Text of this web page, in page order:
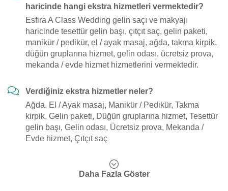
haricinde hangi ekstra hizmetleri vermektedir?
Esfira A Class Wedding gelin saçı ve makyajı
haricinde tesettür gelin başı, çıtçıt saç, gelin paketi,
manikür / pedikür, el / ayak masaj, ağda, takma kirpik,
düğün gruplarına hizmet, gelin odası, ücretsiz prova,
mekanda / evde hizmet hizmetlerini vermektedir.
Verdiğiniz ekstra hizmetler neler?
Ağda, El / Ayak masaj, Manikür / Pedikür, Takma
kirpik, Gelin paketi, Düğün gruplarına hizmet, Tesettür
gelin başı, Gelin odası, Ücretsiz prova, Mekanda /
Evde hizmet, Çıtçıt saç
Daha Fazla Göster